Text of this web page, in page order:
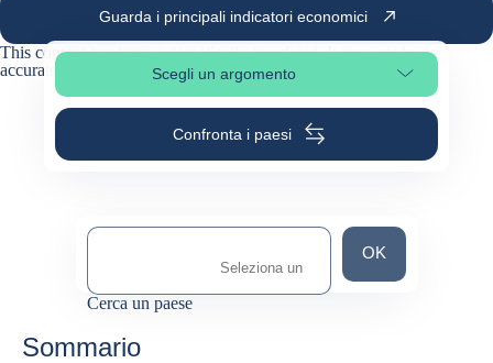
Guarda i principali indicatori economici
This content has been automatically translated. It may not be as
accurate as the
original.
Scegli un argomento
Seleziona una sezione
Confronta i paesi
Cerca un paese
Cerca un paese
OK
Sommario